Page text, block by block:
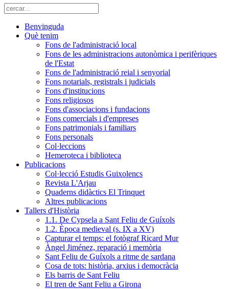
Benvinguda
Què tenim
Fons de l'administració local
Fons de les administracions autonòmica i perifèriques
de l'Estat
Fons de l'administració reial i senyorial
Fons notarials, registrals i judicials
Fons d'institucions
Fons religiosos
Fons d'associacions i fundacions
Fons comercials i d'empreses
Fons patrimonials i familiars
Fons personals
Col·leccions
Hemeroteca i biblioteca
Publicacions
Col·lecció Estudis Guixolencs
Revista L'Arjau
Quaderns didàctics El Trinquet
Altres publicacions
Tallers d'Història
1.1. De Cypsela a Sant Feliu de Guíxols
1.2. Època medieval (s. IX a XV)
Capturar el temps: el fotògraf Ricard Mur
Àngel Jiménez, reparació i memòria
Sant Feliu de Guíxols a ritme de sardana
Cosa de tots: història, arxius i democràcia
Els barris de Sant Feliu
El tren de Sant Feliu a Girona